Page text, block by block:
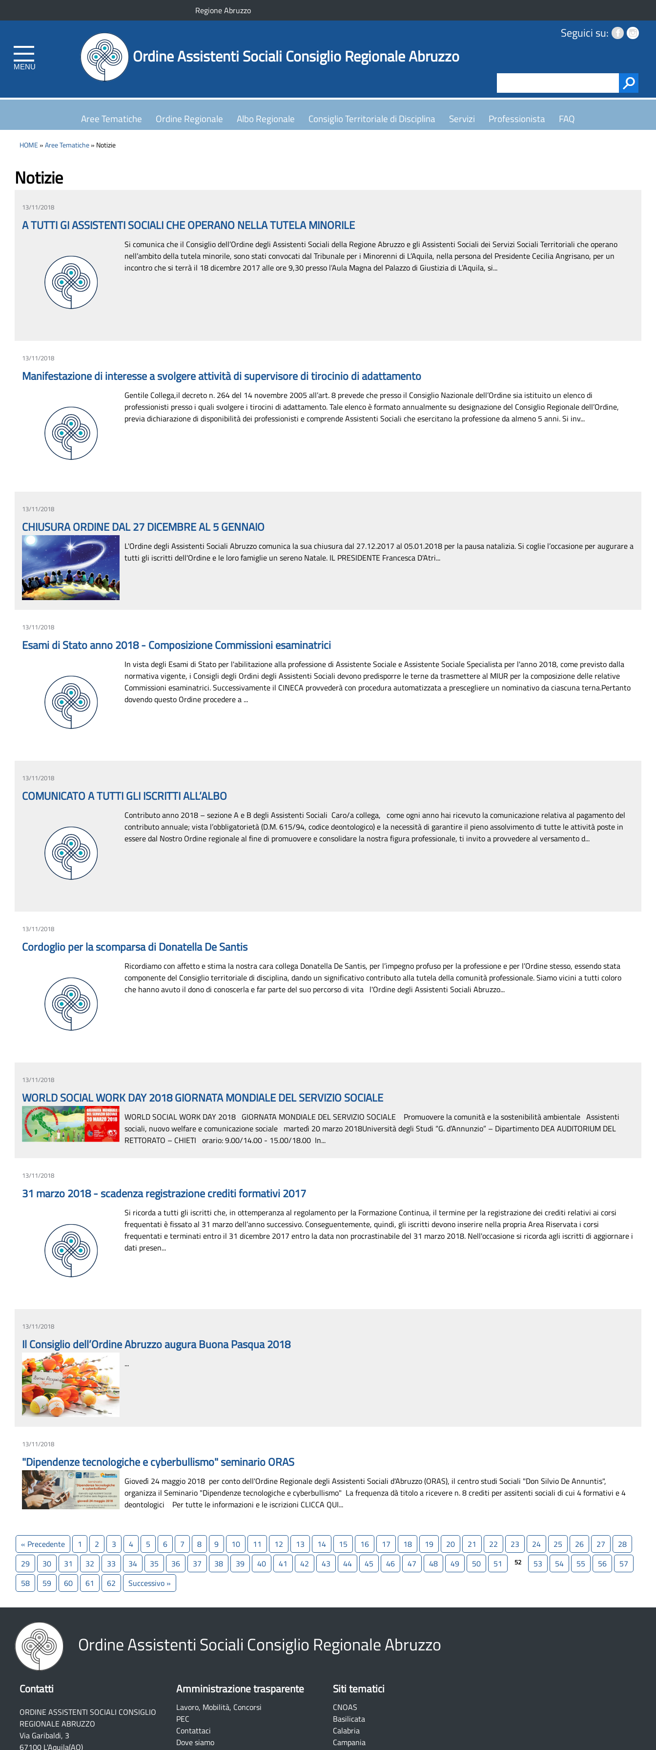
Regione Abruzzo
Seguici su:
Ordine Assistenti Sociali Consiglio Regionale Abruzzo
MENU
Aree Tematiche Ordine Regionale Albo Regionale Consiglio Territoriale di Disciplina Servizi Professionista FAQ
HOME »Aree Tematiche» Notizie
Notizie
13/11/2018
A TUTTI GI ASSISTENTI SOCIALI CHE OPERANO NELLA TUTELA MINORILE
Si comunica che il Consiglio dell’Ordine degli Assistenti Sociali della Regione Abruzzo e gli Assistenti Sociali dei Servizi Sociali Territoriali che operano
nell’ambito della tutela minorile, sono stati convocati dal Tribunale per i Minorenni di L’Aquila, nella persona del Presidente Cecilia Angrisano, per un
incontro che si terrà il 18 dicembre 2017 alle ore 9,30 presso l’Aula Magna del Palazzo di Giustizia di L’Aquila, si...
13/11/2018
Manifestazione di interesse a svolgere attività di supervisore di tirocinio di adattamento
Gentile Collega,il decreto n. 264 del 14 novembre 2005 all’art. 8 prevede che presso il Consiglio Nazionale dell’Ordine sia istituito un elenco di
professionisti presso i quali svolgere i tirocini di adattamento. Tale elenco è formato annualmente su designazione del Consiglio Regionale dell’Ordine,
previa dichiarazione di disponibilità dei professionisti e comprende Assistenti Sociali che esercitano la professione da almeno 5 anni. Si inv...
13/11/2018
CHIUSURA ORDINE DAL 27 DICEMBRE AL 5 GENNAIO
L'Ordine degli Assistenti Sociali Abruzzo comunica la sua chiusura dal 27.12.2017 al 05.01.2018 per la pausa natalizia. Si coglie l’occasione per augurare a
tutti gli iscritti dell'Ordine e le loro famiglie un sereno Natale. IL PRESIDENTE Francesca D'Atri...
13/11/2018
Esami di Stato anno 2018 - Composizione Commissioni esaminatrici
In vista degli Esami di Stato per l'abilitazione alla professione di Assistente Sociale e Assistente Sociale Specialista per l'anno 2018, come previsto dalla
normativa vigente, i Consigli degli Ordini degli Assistenti Sociali devono predisporre le terne da trasmettere al MIUR per la composizione delle relative
Commissioni esaminatrici. Successivamente il CINECA provvederà con procedura automatizzata a prescegliere un nominativo da ciascuna terna.Pertanto
dovendo questo Ordine procedere a ...
13/11/2018
COMUNICATO A TUTTI GLI ISCRITTI ALL’ALBO
Contributo anno 2018 – sezione A e B degli Assistenti Sociali Caro/a collega, come ogni anno hai ricevuto la comunicazione relativa al pagamento del
contributo annuale; vista l’obbligatorietà (D.M. 615/94, codice deontologico) e la necessità di garantire il pieno assolvimento di tutte le attività poste in
essere dal Nostro Ordine regionale al fine di promuovere e consolidare la nostra figura professionale, ti invito a provvedere al versamento d...
13/11/2018
Cordoglio per la scomparsa di Donatella De Santis
Ricordiamo con affetto e stima la nostra cara collega Donatella De Santis, per l’impegno profuso per la professione e per l’Ordine stesso, essendo stata
componente del Consiglio territoriale di disciplina, dando un significativo contributo alla tutela della comunità professionale. Siamo vicini a tutti coloro
che hanno avuto il dono di conoscerla e far parte del suo percorso di vita l'Ordine degli Assistenti Sociali Abruzzo...
13/11/2018
WORLD SOCIAL WORK DAY 2018 GIORNATA MONDIALE DEL SERVIZIO SOCIALE
WORLD SOCIAL WORK DAY 2018 GIORNATA MONDIALE DEL SERVIZIO SOCIALE Promuovere la comunità e la sostenibilità ambientale Assistenti
sociali, nuovo welfare e comunicazione sociale martedì 20 marzo 2018Università degli Studi “G. d’Annunzio” – Dipartimento DEA AUDITORIUM DEL
RETTORATO – CHIETI orario: 9.00/14.00 - 15.00/18.00 In...
13/11/2018
31 marzo 2018 - scadenza registrazione crediti formativi 2017
Si ricorda a tutti gli iscritti che, in ottemperanza al regolamento per la Formazione Continua, il termine per la registrazione dei crediti relativi ai corsi
frequentati è fissato al 31 marzo dell’anno successivo. Conseguentemente, quindi, gli iscritti devono inserire nella propria Area Riservata i corsi
frequentati e terminati entro il 31 dicembre 2017 entro la data non procrastinabile del 31 marzo 2018. Nell'occasione si ricorda agli iscritti di aggiornare i
dati presen...
13/11/2018
Il Consiglio dell’Ordine Abruzzo augura Buona Pasqua 2018
...
13/11/2018
"Dipendenze tecnologiche e cyberbullismo" seminario ORAS
Giovedì 24 maggio 2018 per conto dell'Ordine Regionale degli Assistenti Sociali d'Abruzzo (ORAS), il centro studi Sociali "Don Silvio De Annuntis",
organizza il Seminario "Dipendenze tecnologiche e cyberbullismo" La frequenza dà titolo a ricevere n. 8 crediti per assitenti sociali di cui 4 formativi e 4
deontologici Per tutte le informazioni e le iscrizioni CLICCA QUI...
« Precedente 1 2 3 4 5 6 7 8 9 10 11 12 13 14 15 16 17 18 19 20 21 22 23 24 25 26 27
28
29
30 31 32 33 34 35 36 37 38 39 40 41 42 43 44 45 46 47 48 49 50 51 52 53 54 55 56
57
58
59 60 61 62 Successivo »
Ordine Assistenti Sociali Consiglio Regionale Abruzzo
Contatti
ORDINE ASSISTENTI SOCIALI CONSIGLIO
REGIONALE ABRUZZO
Via Garibaldi, 3
67100 L'Aquila(AQ)
Amministrazione trasparente
Lavoro, Mobilità, Concorsi
PEC
Contattaci
Dove siamo
Siti tematici
CNOAS
Basilicata
Calabria
Campania